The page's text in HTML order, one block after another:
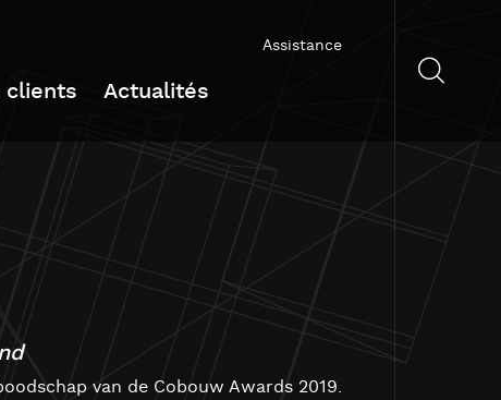
clients Actualités
Assistance
van de Cobouw Awards 2019.